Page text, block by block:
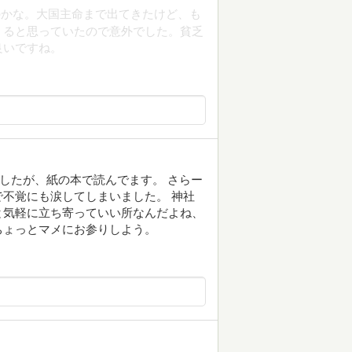
な。大国主命まで出てきたけど、も
と思っていたので意外でした。貧乏
ですね。
たが、紙の本で読んでます。 さらー
覚にも涙してしまいました。 神社
軽に立ち寄っていい所なんだよね、
っとマメにお参りしよう。